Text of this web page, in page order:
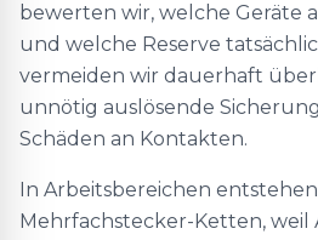
bewerten wir, welche Geräte
und welche Reserve
vermeiden wir dauerhaft
unnötig auslösende
Schäden an Kontakten.
In Arbeitsbereichen
Mehrfachstecker-Ketten, weil